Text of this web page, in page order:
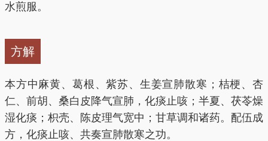
水煎服。
方解
本方中麻黄、葛根、紫苏、生姜宣肺散寒；桔梗、杏
仁、前胡、桑白皮降气宣肺，化痰止咳；半夏、茯苓燥
湿化痰；枳壳、陈皮理气宽中；甘草调和诸药。配伍成
方，化痰止咳、共奏宣肺散寒之功。